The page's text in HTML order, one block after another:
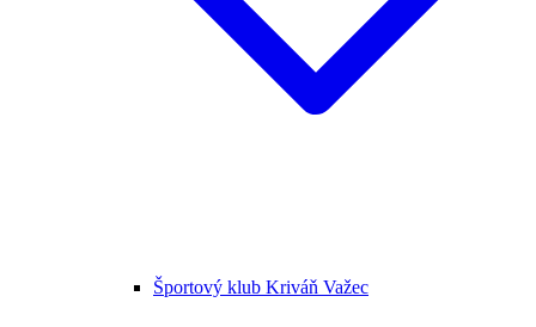
Športový klub Kriváň Važec